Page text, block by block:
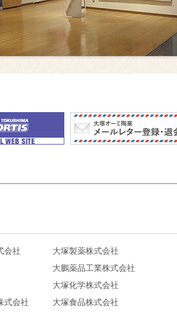
会社
大塚製薬株式会社
大鵬薬品工業株式会社
大塚化学株式会社
式会社
大塚食品株式会社